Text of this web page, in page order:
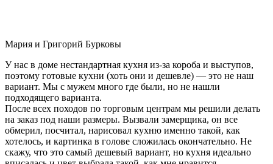
Мария и Григорий Бурковы
У нас в доме нестандартная кухня из-за короба и выступов,
поэтому готовые кухни (хоть они и дешевле) — это не наш
вариант. Мы с мужем много где были, но не нашли
подходящего варианта.
После всех походов по торговым центрам мы решили делать
на заказ под наши размеры. Вызвали замерщика, он все
обмерил, посчитал, нарисовал кухню именно такой, как
хотелось, и картинка в голове сложилась окончательно. Не
скажу, что это самый дешевый вариант, но кухня идеально